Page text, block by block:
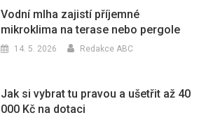
Vodní mlha zajistí příjemné
mikroklima na terase nebo pergole
14. 5. 2026 Redakce ABC
Jak si vybrat tu pravou a ušetřit až 40
000 Kč na dotaci